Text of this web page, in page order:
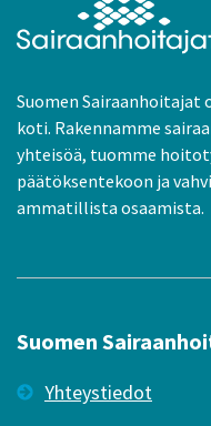
Suomen
koti. Rakennamme
yhteisöä, tuomme
päätöksentekoon ja
ammatillista osaamista.
Suomen
Yhteystiedot